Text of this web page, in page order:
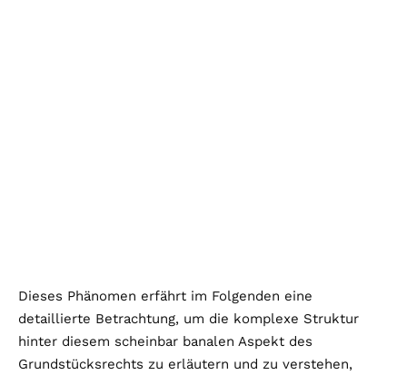
Dieses Phänomen erfährt im Folgenden eine
detaillierte Betrachtung, um die komplexe Struktur
hinter diesem scheinbar banalen Aspekt des
Grundstücksrechts zu erläutern und zu verstehen,